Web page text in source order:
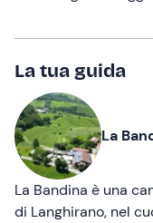
La tua guida
La
La Bandina è una cantina artigianale situata a Casatico
di Langhirano, nel